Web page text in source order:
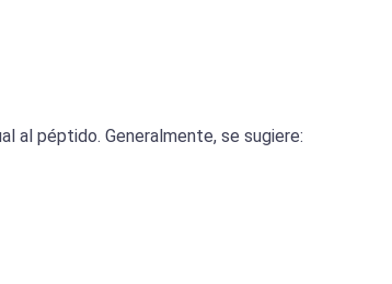
al péptido. Generalmente, se sugiere: